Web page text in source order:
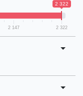
2 322
2 147 2 322